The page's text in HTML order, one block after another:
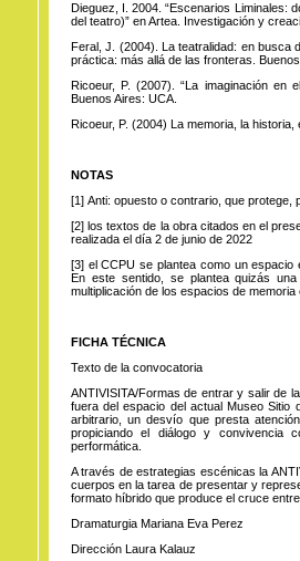
Dieguez, I. 2004. “Escenarios Liminales:
del teatro)” en Artea. Investigación y
Feral, J. (2004). La teatralidad: en busca
práctica: más allá de las fronteras.
Ricoeur, P. (2007). “La imaginación
Buenos Aires: UCA.
Ricoeur, P. (2004) La memoria, la historia,
NOTAS
[1]Anti: opuesto ocontrario, que protege,
[2]lostextos de la obra citados en el
realizada el día 2 de junio de 2022
[3]el CCPUse plantea como un espacio
En este sentido, se plantea quizás
multiplicación de los espacios de memoria
FICHA TÉCNICA
Texto de la convocatoria
ANTIVISITA/Formas de entrar y salir de
fuera del espacio del actual Museo Sitio
arbitrario, un desvío que presta
propiciando el diálogo y convivencia
performática.
A través de estrategias escénicas la
cuerpos en la tarea de presentar y
formato híbrido que produce el cruce
Dramaturgia Mariana Eva Perez
Dirección Laura Kalauz